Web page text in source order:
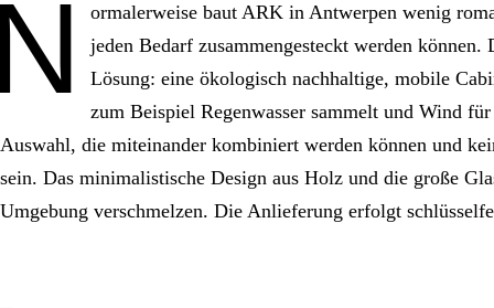
ormalerweise baut ARK in Antwerpen wenig
jeden Bedarf zusammengesteckt werden
Lösung: eine ökologisch nachhaltige, mobile
zum Beispiel Regenwasser sammelt und Wind
Auswahl, die miteinander kombiniert werden können und
sein. Das minimalistische Design aus Holz und die große
Umgebung verschmelzen. Die Anlieferung erfolgt